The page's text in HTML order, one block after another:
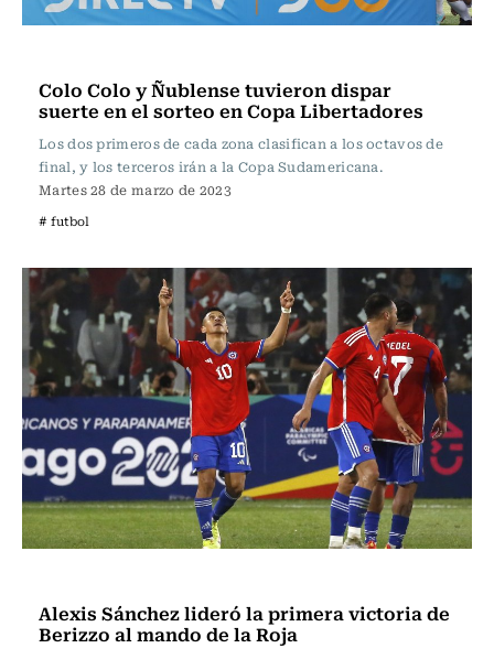
Colo Colo y Ñublense tuvieron dispar
suerte en el sorteo en Copa Libertadores
Los dos primeros de cada zona clasifican a los octavos de
final, y los terceros irán a la Copa Sudamericana.
Martes 28 de marzo de 2023
# futbol
Alexis Sánchez lideró la primera victoria de
Berizzo al mando de la Roja